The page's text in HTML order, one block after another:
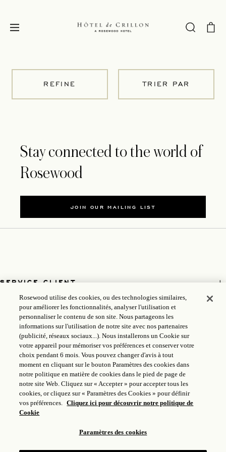
REFINE TRIER PAR
Stay connected to the world of
Rosewood
JOIN OUR MAILING LIST
SERVICE CLIENT
MONDE DE ROSEWOOD
SUIVRE
LÉGAL
Rosewood utilise des cookies, ou des technologies similaires,
pour améliorer les fonctionnalités, analyser l'utilisation et
personnaliser le contenu de son site. Nous partageons les
informations sur l'utilisation de notre site avec nos partenaires
(publicité, réseaux sociaux...). Nous installerons un Cookie sur
votre appareil pour mémoriser vos préférences et conserver votre
choix pendant 6 mois. Vous pouvez changer d'avis à tout
moment en cliquant sur le bouton Paramètres des cookies dans
notre politique en matière de cookies dans le pied de page de
notre site Web. Cliquez sur « Accepter » pour accepter tous les
cookies, or cliquez sur « Paramètres des Cookies » pour définir
vos préférences. Cliquez ici pour découvrir notre politique de
Cookie
Paramètres des cookies